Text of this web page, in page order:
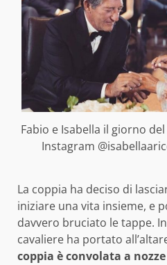
Fabio e Isabella il giorno
Instagram
La coppia ha deciso di
iniziare una vita insieme, e
davvero bruciato le tappe.
cavaliere ha portato
coppia è convolata a